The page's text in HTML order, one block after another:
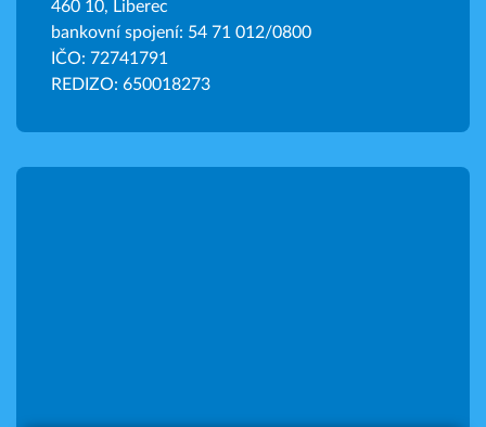
460 10, Liberec
bankovní spojení: 54 71 012/0800
IČO: 72741791
REDIZO: 650018273